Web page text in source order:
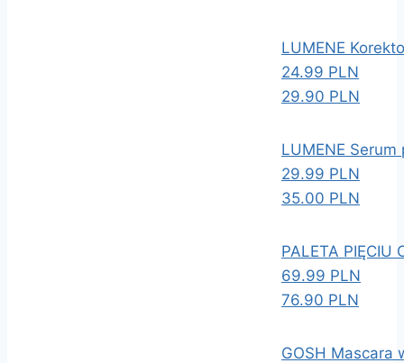
LUMENE
24.99 PLN
29.90 PLN
LUMENE
29.99 PLN
35.00 PLN
PALETA PIĘCIU
69.99 PLN
76.90 PLN
GOSH Mascara